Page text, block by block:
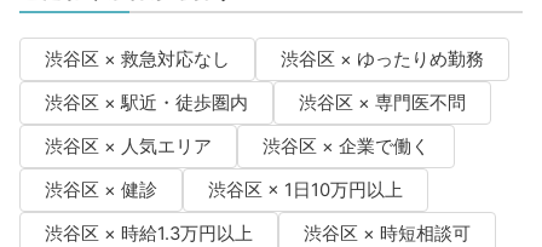
渋谷区 × 救急対応なし
渋谷区 × ゆったりめ勤務
渋谷区 × 駅近・徒歩圏内
渋谷区 × 専門医不問
渋谷区 × 人気エリア
渋谷区 × 企業で働く
渋谷区 × 健診
渋谷区 × 1日10万円以上
渋谷区 × 時給1.3万円以上
渋谷区 × 時短相談可